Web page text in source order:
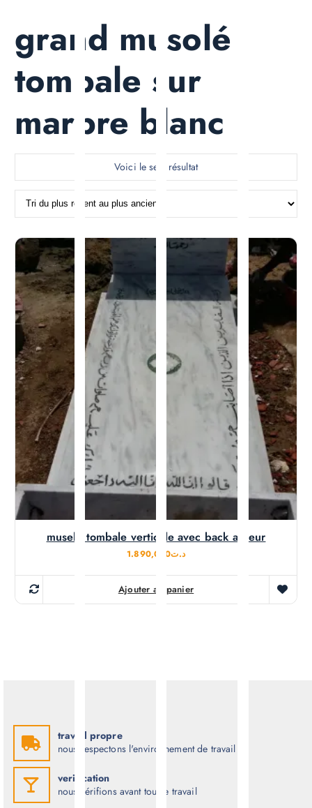
grand musolé
tombale sur
marbre blanc
Voici le seul résultat
muselé tombale verticale avec back a fleur
د.ت1.890,000
Ajouter au panier
travail propre
nous respectons l'environnement de travail
verification
nous vérifions avant tout le travail